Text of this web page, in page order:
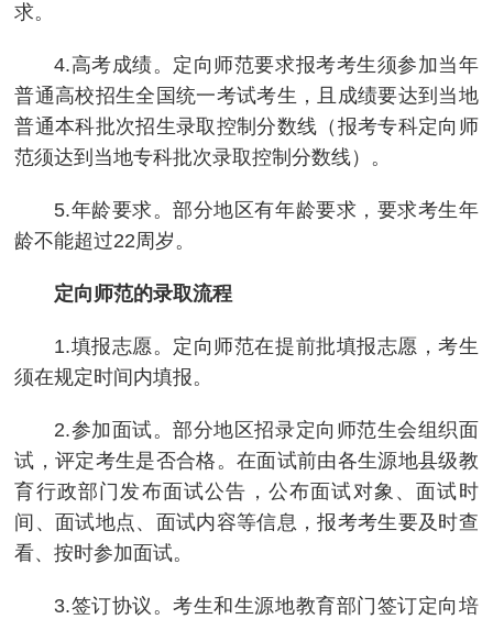
求。
4.高考成绩。定向师范要求报考考生须参加当年
普通高校招生全国统一考试考生，且成绩要达到当地
普通本科批次招生录取控制分数线（报考专科定向师
范须达到当地专科批次录取控制分数线）。
5.年龄要求。部分地区有年龄要求，要求考生年
龄不能超过22周岁。
定向师范的录取流程
1.填报志愿。定向师范在提前批填报志愿，考生
须在规定时间内填报。
2.参加面试。部分地区招录定向师范生会组织面
试，评定考生是否合格。在面试前由各生源地县级教
育行政部门发布面试公告，公布面试对象、面试时
间、面试地点、面试内容等信息，报考考生要及时查
看、按时参加面试。
3.签订协议。考生和生源地教育部门签订定向培